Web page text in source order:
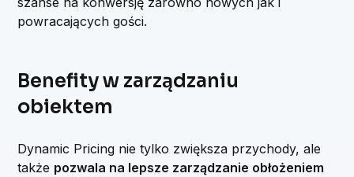
powracających gości.
Benefity w zarządzaniu
obiektem
Dynamic Pricing nie tylko zwiększa przychody, ale
także pozwala na lepsze zarządzanie obłożeniem